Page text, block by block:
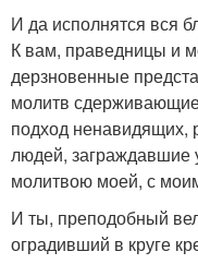
И да исполнятся вся
К вам, праведницы и
дерзновенные
молитв
подход
людей, заграждавшие
молитвою моей, с
И ты, преподобный
оградивший в круге